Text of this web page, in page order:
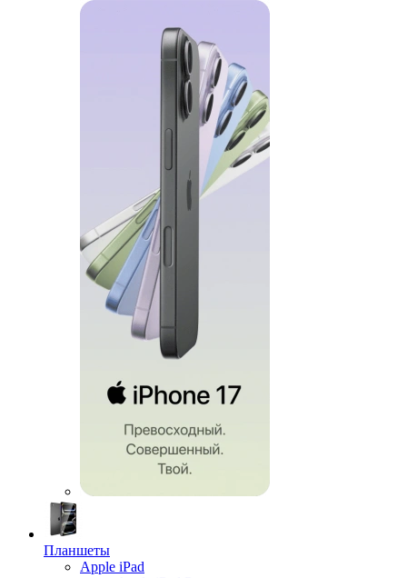
Планшеты
Apple iPad